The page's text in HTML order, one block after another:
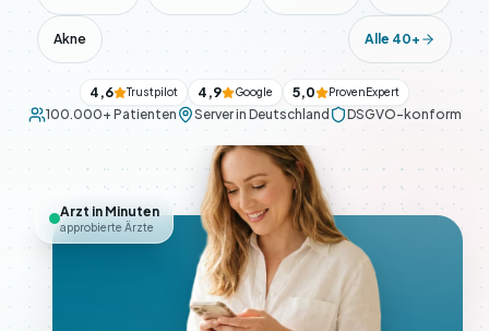
Akne Alle 40+
4,6 Trustpilot 4,9 Google 5,0 ProvenExpert
100.000+ Patienten Server in Deutschland DSGVO-konform
Arzt in Minuten
approbierte Ärzte